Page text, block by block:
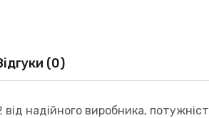
(0)
надійного виробника,